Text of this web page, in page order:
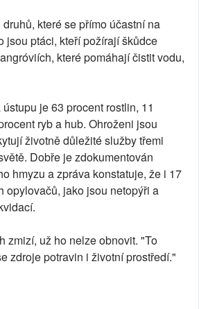
které se přímo účastní na
jsou ptáci, kteří požírají škůdce
které pomáhají čistit vodu,
je 63 procent rostlin, 11
ryb a hub. Ohroženi jsou
životně důležité služby třemi
Dobře je zdokumentován
hmyzu a zpráva konstatuje, že i 17
opylovačů, jako jsou netopýři a
zmizí, už ho nelze obnovit. "To
zdroje potravin i životní prostředí."